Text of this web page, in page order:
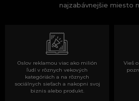
najzabávnejšie miesto
Oslov reklamou viac ako milión
ľudí v rôznych vekových
kategóriách a na rôznych
sociálnych sieťach a nakopni svoj
biznis alebo produkt.
Vieš